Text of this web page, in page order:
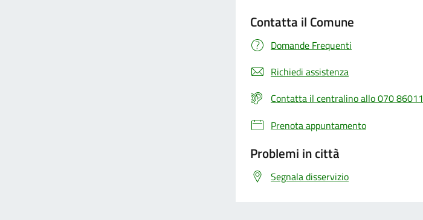
Contatta il Comune
Domande Frequenti
Richiedi assistenza
Contatta il centralino allo 070 86011
Prenota appuntamento
Problemi in città
Segnala disservizio